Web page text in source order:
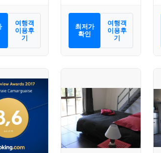
여행객
이용후
기
최저가
확인
여행객
이용후
기